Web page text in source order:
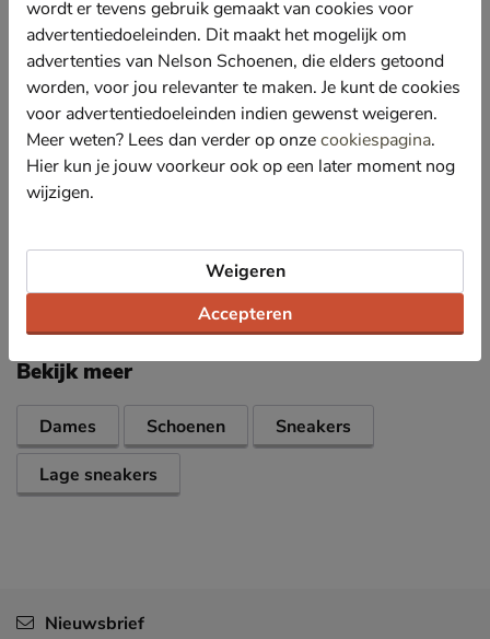
Voorzien van een uitneembaar leren voetbed.
Hierdoor is de sneaker geschikt voor het gebruik van
eigen steunzolen.
Afgewerkt met een stevige rubberen loopzool. Door
de inkepingen onder de bal van de voet loopt de
schoen flexibel. Bovendien biedt de zool uitstekende
grip.
Let op! Deze sneaker is uitgebracht in een H-leest
wat hem geschikt maakt voor de bredere voet.
Over Gabor
Bekijk meer
Dames Schoenen
Sneakers
Lage sneakers
Nieuwsbrief
wordt er tevens gebruik gemaakt van cookies voor
advertentiedoeleinden. Dit maakt het mogelijk om
advertenties van Nelson Schoenen, die elders getoond
worden, voor jou relevanter te maken. Je kunt de cookies
voor advertentiedoeleinden indien gewenst weigeren.
Meer weten? Lees dan verder op onzecookiespagina.
Hier kun je jouw voorkeur ook op een later moment nog
wijzigen.
Accepteren
Weigeren